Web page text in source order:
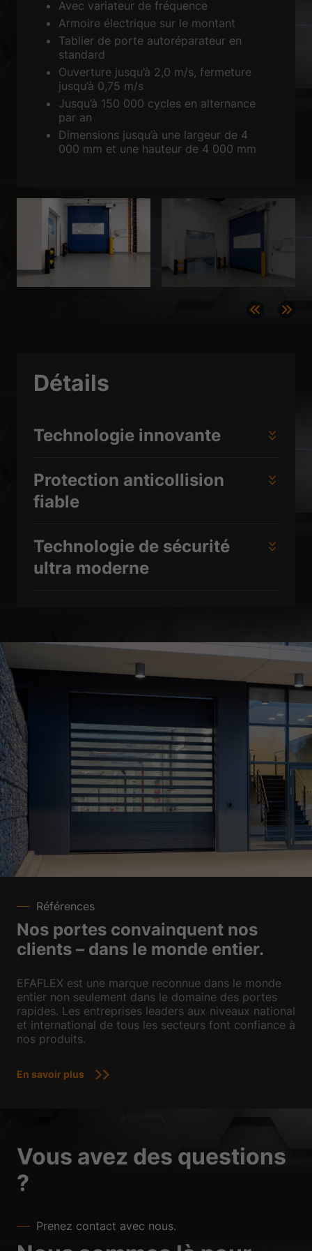
Avec variateur de fréquence
Armoire électrique sur le montant
Tablier de porte autoréparateur en
standard
Ouverture jusqu’à 2,0 m/s, fermeture
jusqu’à 0,75 m/s
Jusqu’à 150 000 cycles en alternance
par an
Dimensions jusqu’à une largeur de 4
000 mm et une hauteur de 4 000 mm
Détails
Technologie innovante
Protection anticollision
fiable
Technologie de sécurité
ultra moderne
Références
Nos portes convainquent nos
clients – dans le monde entier.
EFAFLEX est une marque reconnue dans le monde
entier non seulement dans le domaine des portes
rapides. Les entreprises leaders aux niveaux national
et international de tous les secteurs font confiance à
nos produits.
En savoir plus
Vous avez des questions
?
Prenez contact avec nous.
Accepter tout Enregistrer
Accepter uniquement les cookies essentiels
Retour
Préférence de confidentialité
Essentiels (1)
Les cookies essentiels permettent des fonctions de base et sont
nécessaires au bon fonctionnement du site Web.
Afficher les informations du cookie
Les cookies de statistiques collectent des informations de façon
anonyme. Ces informations nous aident à comprendre la façon dont les
visiteurs utilisent notre site Web.
Afficher les informations du cookie
Médias externes (3)
Le contenu des plateformes vidéo est bloqué par défaut. Si les cookies
de médias externes sont acceptés, l'accès à ces contenus ne nécessite